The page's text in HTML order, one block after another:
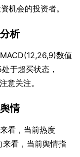
机会的投资者。
析
数值
于超买状态，
意关注。
情
看，当前热度
看，当前舆情指